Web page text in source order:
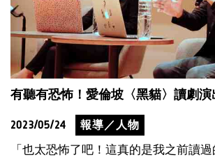
有聽有恐怖！愛倫坡〈黑貓〉讀劇演
2023/05/24 報導／人物
「也太恐怖了吧！這真的是我之前讀